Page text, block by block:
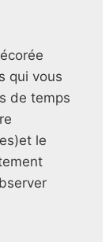
qui vous
de temps
le